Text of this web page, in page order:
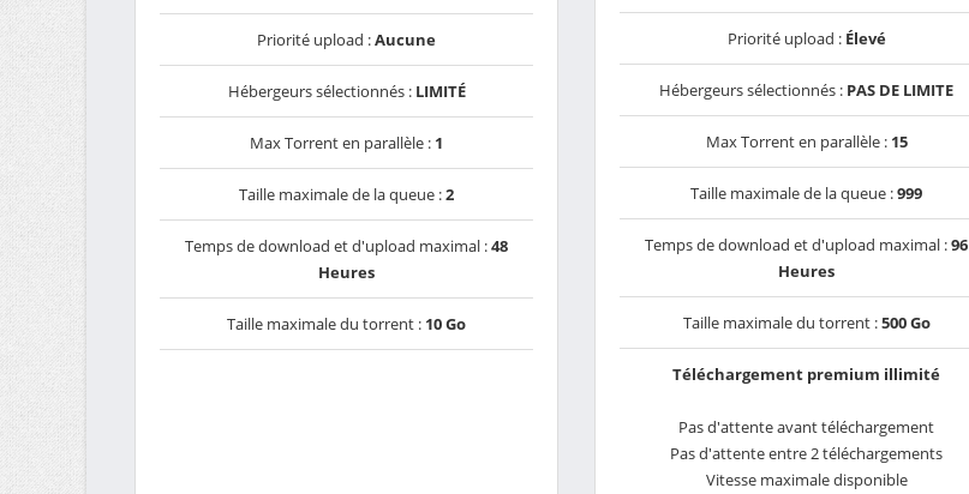
Priorité upload :Aucune
Hébergeurs sélectionnés : LIMITÉ
Max Torrent en parallèle : 1
Taille maximale de la queue :2
Temps de download et d'upload maximal :48
Heures
Taille maximale du torrent : 10 Go
Priorité upload : Élevé
Hébergeurs sélectionnés : PAS DE LIMITE
Max Torrent en parallèle : 15
Taille maximale de la queue :999
Temps de download et d'upload maximal :96
Heures
Taille maximale du torrent :500 Go
Téléchargement premium illimité
Pas d'attente avant téléchargement
Pas d'attente entre 2 téléchargements
Vitesse maximale disponible